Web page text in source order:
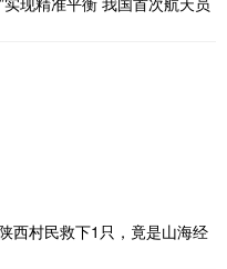
西村民救下1只，竟是山海经